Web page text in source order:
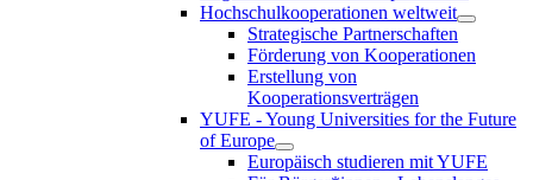
Hochschulkooperationen weltweit
Strategische Partnerschaften
Förderung von Kooperationen
Erstellung von
Kooperationsverträgen
YUFE - Young Universities for the Future
of Europe
Europäisch studieren mit YUFE